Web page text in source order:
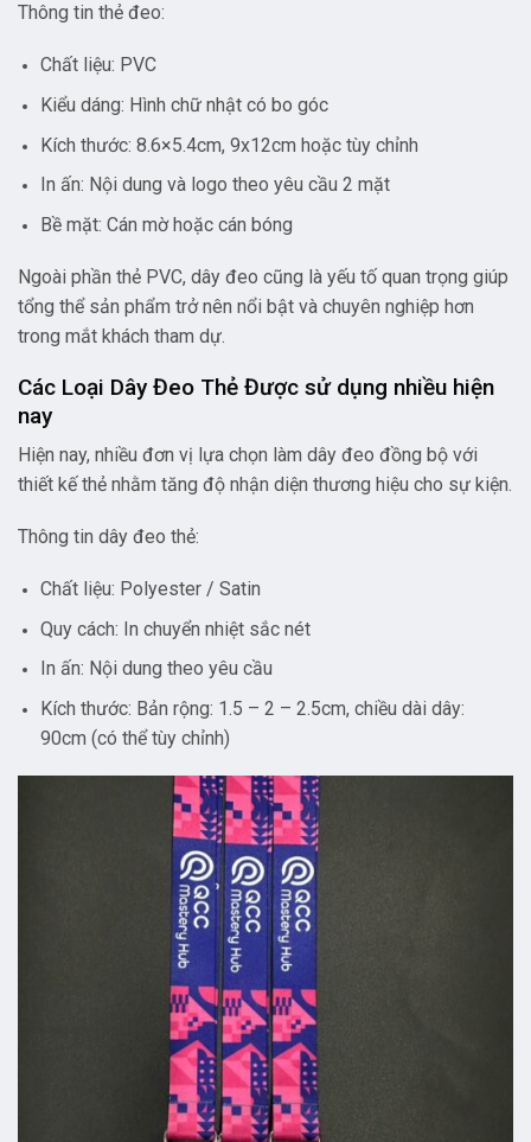
Thông tin thẻ đeo:
Chất liệu: PVC
Kiểu dáng: Hình chữ nhật có bo góc
Kích thước: 8.6×5.4cm, 9x12cm hoặc tùy chỉnh
In ấn: Nội dung và logo theo yêu cầu 2 mặt
Bề mặt: Cán mờ hoặc cán bóng
Ngoài phần thẻ PVC, dây đeo cũng là yếu tố quan trọng giúp
tổng thể sản phẩm trở nên nổi bật và chuyên nghiệp hơn
trong mắt khách tham dự.
Các Loại Dây Đeo Thẻ Được sử dụng nhiều hiện
nay
Hiện nay, nhiều đơn vị lựa chọn làm dây đeo đồng bộ với
thiết kế thẻ nhằm tăng độ nhận diện thương hiệu cho sự kiện.
Thông tin dây đeo thẻ:
Chất liệu: Polyester / Satin
Quy cách: In chuyển nhiệt sắc nét
In ấn: Nội dung theo yêu cầu
Kích thước: Bản rộng: 1.5 – 2 – 2.5cm, chiều dài dây:
90cm (có thể tùy chỉnh)